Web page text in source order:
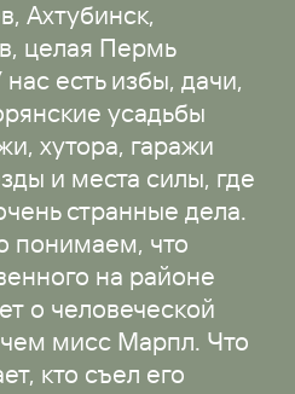
Ахтубинск,
целая Пермь
есть избы, дачи,
усадьбы
хутора, гаражи
и места силы, где
странные дела.
понимаем, что
на районе
о человеческой
мисс Марпл. Что
кто съел его